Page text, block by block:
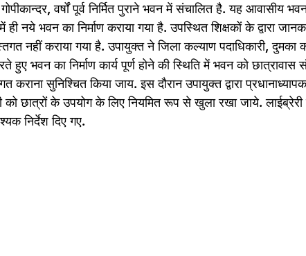
वर्षों पूर्व निर्मित पुराने भवन में संचालित है. यह आवासीय
नये भवन का निर्माण कराया गया है. उपस्थित शिक्षकों के द्वारा
नहीं कराया गया है. उपायुक्त ने जिला कल्याण पदाधिकारी, दुमका
हुए भवन का निर्माण कार्य पूर्ण होने की स्थिति में भवन को छात्रावास
कराना सुनिश्चित किया जाय. इस दौरान उपायुक्त द्वारा
को छात्रों के उपयोग के लिए नियमित रूप से खुला रखा जाये.
निर्देश दिए गए.